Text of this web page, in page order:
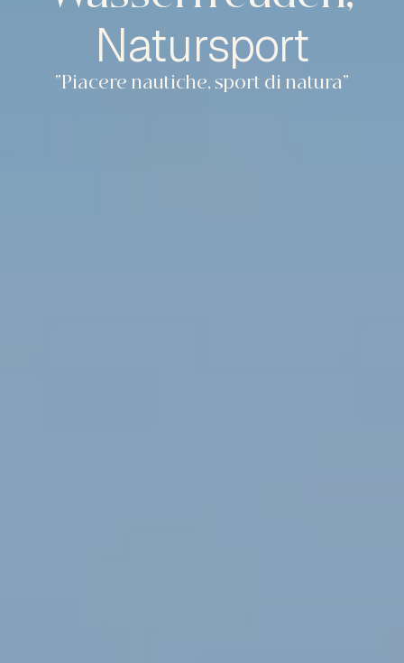
Natursport
“Piacere nautiche, sport di natura”